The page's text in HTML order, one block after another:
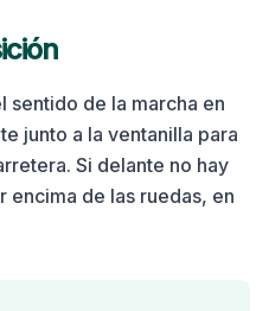
sentido de la marcha en
junto a la ventanilla para
Si delante no hay
encima de las ruedas, en